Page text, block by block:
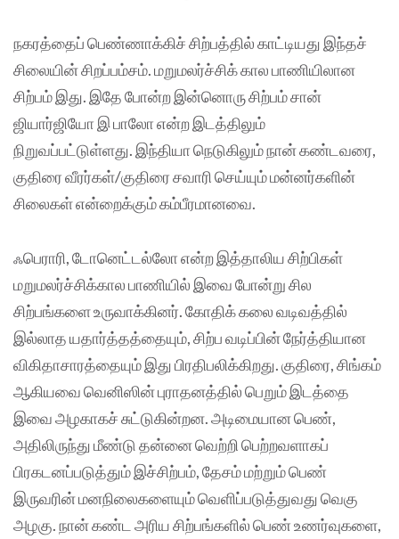
நகரத்தைப் பெண்ணாக்கிச் சிற்பத்தில் காட்டியது இந்தச்
சிலையின் சிறப்பம்சம். மறுமலர்ச்சிக் கால பாணியிலான
சிற்பம் இது. இதே போன்ற இன்னொரு சிற்பம் சான்
ஜியார்ஜியோ இ பாலோ என்ற இடத்திலும்
நிறுவப்பட்டுள்ளது. இந்தியா நெடுகிலும் நான் கண்டவரை,
குதிரை வீரர்கள்/குதிரை சவாரி செய்யும் மன்னர்களின்
சிலைகள் என்றைக்கும் கம்பீரமானவை.
ஃபெராரி, டோனெட்டல்லோ என்ற இத்தாலிய சிற்பிகள்
மறுமலர்ச்சிக்கால பாணியில் இவை போன்று சில
சிற்பங்களை உருவாக்கினர். கோதிக் கலை வடிவத்தில்
இல்லாத யதார்த்தத்தையும், சிற்ப வடிப்பின் நேர்த்தியான
விகிதாசாரத்தையும் இது பிரதிபலிக்கிறது. குதிரை, சிங்கம்
ஆகியவை வெனிஸின் புராதனத்தில் பெறும் இடத்தை
இவை அழகாகச் சுட்டுகின்றன. அடிமையான பெண்,
அதிலிருந்து மீண்டு தன்னை வெற்றி பெற்றவளாகப்
பிரகடனப்படுத்தும் இச்சிற்பம், தேசம் மற்றும் பெண்
இருவரின் மனநிலைகளையும் வெளிப்படுத்துவது வெகு
அழகு. நான் கண்ட அரிய சிற்பங்களில் பெண் உணர்வுகளை,